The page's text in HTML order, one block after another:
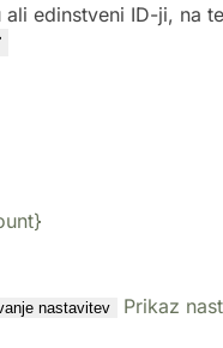
edinstveni ID-ji, na
nastavitev
Prikaz